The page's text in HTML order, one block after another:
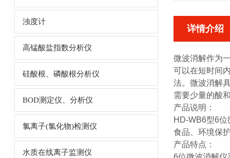
浊度计
高锰酸盐指数分析仪
硅酸根、磷酸根分析仪
BOD测定仪、分析仪
氯离子(氯化物)检测仪
水质在线离子监测仪
详情介绍
微波消解作为
可以在短时间
法。微波消解
需要少量的酸
产品说明：
HD-WB6型6位
食品、环境保
产品特点：